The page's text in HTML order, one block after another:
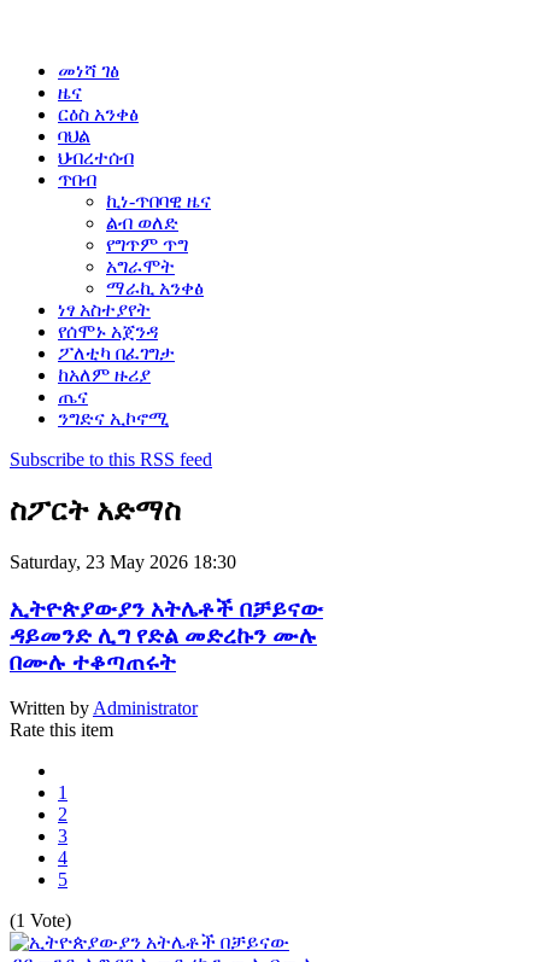
መነሻ ገፅ
ዜና
ርዕስ አንቀፅ
ባህል
ህብረተሰብ
ጥበብ
ኪነ-ጥበባዊ ዜና
ልብ ወለድ
የግጥም ጥግ
አግራሞት
ማራኪ አንቀፅ
ነፃ አስተያየት
የሰሞኑ አጀንዳ
ፖለቲካ በፈገግታ
ከአለም ዙሪያ
ጤና
ንግድና ኢኮኖሚ
Subscribe to this RSS feed
ስፖርት አድማስ
Saturday, 23 May 2026 18:30
ኢትዮጵያውያን አትሌቶች በቻይናው
ዳይመንድ ሊግ የድል መድረኩን ሙሉ
በሙሉ ተቆጣጠሩት
Written by Administrator
Rate this item
1
2
3
4
5
(1 Vote)